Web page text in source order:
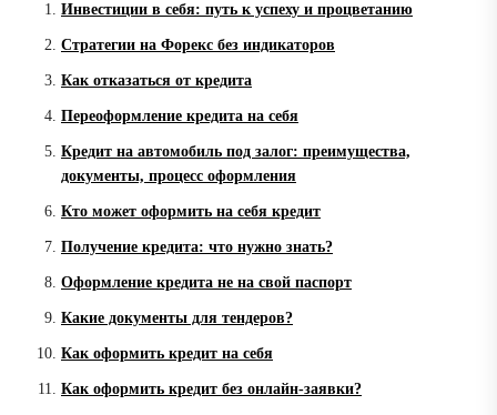
Инвестиции в себя: путь к успеху и процветанию
Стратегии на Форекс без индикаторов
Как отказаться от кредита
Переоформление кредита на себя
Кредит на автомобиль под залог: преимущества,
документы, процесс оформления
Кто может оформить на себя кредит
Получение кредита: что нужно знать?
Оформление кредита не на свой паспорт
Какие документы для тендеров?
Как оформить кредит на себя
Как оформить кредит без онлайн-заявки?